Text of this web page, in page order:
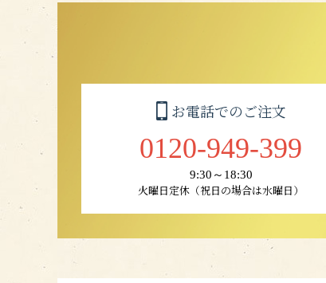
お電話でのご注文
0120-949-399
9:30～18:30
火曜日定休（祝日の場合は水曜日）